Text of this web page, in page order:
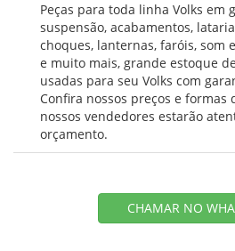
Peças para toda linha Volks em
suspensão, acabamentos,
choques, lanternas, faróis, som
e muito mais, grande estoque
usadas para seu Volks com
Confira nossos preços e formas
nossos vendedores estarão
orçamento.
CHAMAR NO